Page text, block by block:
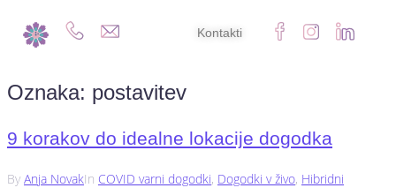
Kontakti
Oznaka: postavitev
9 korakov do idealne lokacije dogodka
By Anja NovakIn COVID varni dogodki, Dogodki v živo, Hibridni